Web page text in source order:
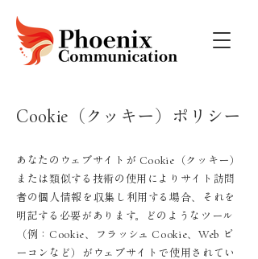
Cookie（クッキー）ポリシー
あなたのウェブサイトが Cookie（クッキー）
または類似する技術の使用によりサイト訪問
者の個人情報を収集し利用する場合、それを
明記する必要があります。どのようなツール
（例：Cookie、フラッシュ Cookie、Web ビ
ーコンなど）がウェブサイトで使用されてい